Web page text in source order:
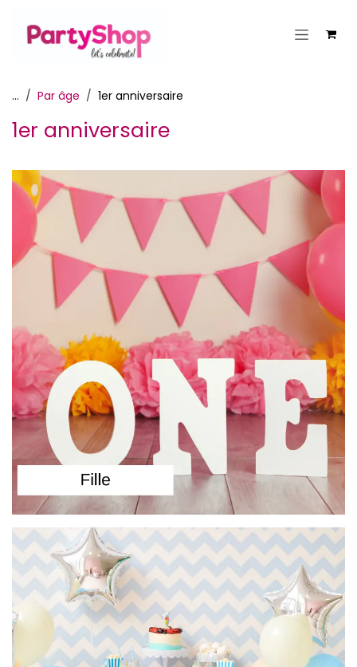
... Par âge 1er anniversaire
1er anniversaire